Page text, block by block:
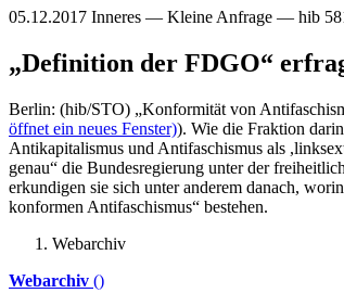
05.12.2017 Inneres — Kleine Anfrage — hib
„Definition der FDGO“
Berlin: (hib/STO) „Konformität von
öffnet ein neues Fenster)). Wie die Fraktion
Antikapitalismus und Antifaschismus als
genau“ die Bundesregierung unter der
erkundigen sie sich unter anderem danach,
konformen Antifaschismus“ bestehen.
Webarchiv
Webarchiv ()